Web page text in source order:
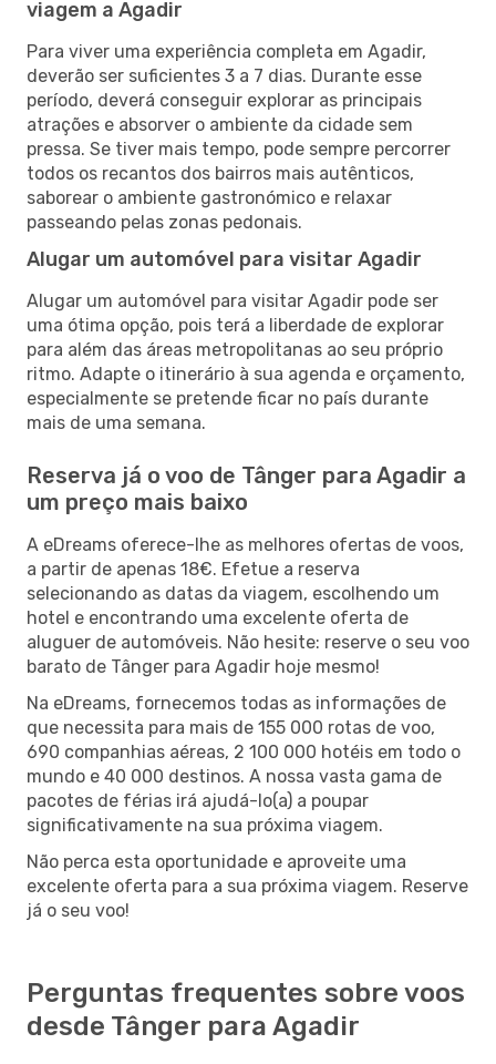
viagem a Agadir
Para viver uma experiência completa em Agadir,
deverão ser suficientes 3 a 7 dias. Durante esse
período, deverá conseguir explorar as principais
atrações e absorver o ambiente da cidade sem
pressa. Se tiver mais tempo, pode sempre percorrer
todos os recantos dos bairros mais autênticos,
saborear o ambiente gastronómico e relaxar
passeando pelas zonas pedonais.
Alugar um automóvel para visitar Agadir
Alugar um automóvel para visitar Agadir pode ser
uma ótima opção, pois terá a liberdade de explorar
para além das áreas metropolitanas ao seu próprio
ritmo. Adapte o itinerário à sua agenda e orçamento,
especialmente se pretende ficar no país durante
mais de uma semana.
Reserva já o voo de Tânger para Agadir a
um preço mais baixo
A eDreams oferece-lhe as melhores ofertas de voos,
a partir de apenas 18€. Efetue a reserva
selecionando as datas da viagem, escolhendo um
hotel e encontrando uma excelente oferta de
aluguer de automóveis. Não hesite: reserve o seu voo
barato de Tânger para Agadir hoje mesmo!
Na eDreams, fornecemos todas as informações de
que necessita para mais de 155 000 rotas de voo,
690 companhias aéreas, 2 100 000 hotéis em todo o
mundo e 40 000 destinos. A nossa vasta gama de
pacotes de férias irá ajudá-lo(a) a poupar
significativamente na sua próxima viagem.
Não perca esta oportunidade e aproveite uma
excelente oferta para a sua próxima viagem. Reserve
já o seu voo!
Perguntas frequentes sobre voos
desde Tânger para Agadir